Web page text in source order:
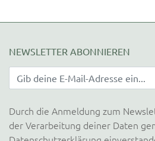
NEWSLETTER ABONNIEREN
Durch die Anmeldung zum
der Verarbeitung deiner Daten